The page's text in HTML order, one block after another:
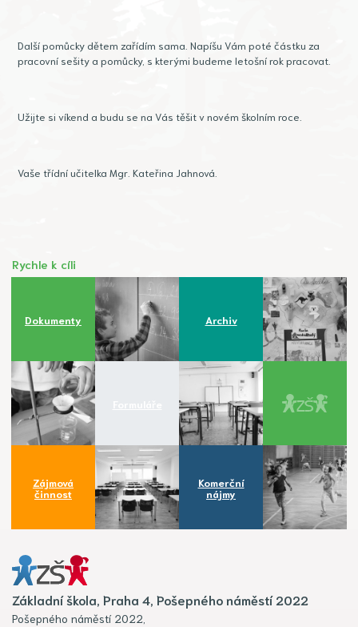
Další pomůcky dětem zařídím sama. Napíšu Vám poté částku za
pracovní sešity a pomůcky, s kterými budeme letošní rok pracovat.
Užijte si víkend a budu se na Vás těšit v novém školním roce.
Vaše třídní učitelka Mgr. Kateřina Jahnová.
Rychle k cíli
Dokumenty Archiv
Zájmová
činnost
Komerční
nájmy
Základní škola, Praha 4, Pošepného náměstí 2022
Pošepného náměstí 2022,